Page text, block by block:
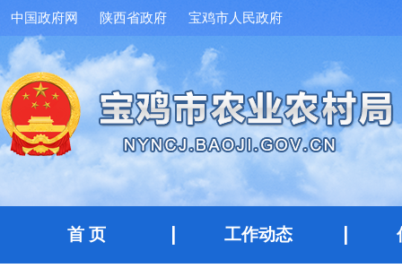
中国政府网 陕西省政府 宝鸡市人民政府
首 页 工作动态